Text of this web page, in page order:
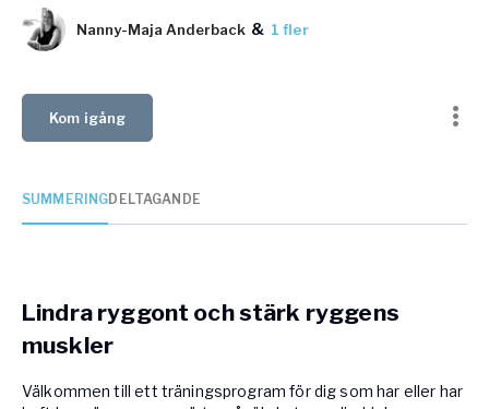
Vården – Yogobe Health & Care
Så stöttar Yogobe patienter, förskrivare och sjukvården
Fysisk aktivitet på recept
Företag
Arbetsgivare
Hotell & Konferens
Nanny-Maja Anderback & 1 fler
Kom igång
SUMMERINGDELTAGANDE
Lindra ryggont och stärk ryggens
muskler
Välkommen till ett träningsprogram för dig som har eller har